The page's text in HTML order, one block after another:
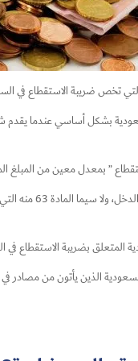
تخص ضريبة الاستقطاع في
بشكل أساسي عندما يقدم
” بمعدل معين من المبلغ
يتوافق
بضريبة الاستقطاع في
الذين يأتون من مصادر